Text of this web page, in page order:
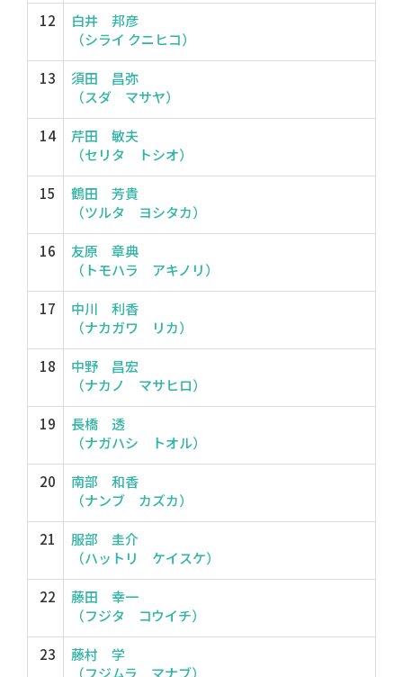
12
白井 邦彦
（シライ クニヒコ）
13
須田 昌弥
（スダ マサヤ）
14
芹田 敏夫
（セリタ トシオ）
15
鶴田 芳貴
（ツルタ ヨシタカ）
16
友原 章典
（トモハラ アキノリ）
17
中川 利香
（ナカガワ リカ）
18
中野 昌宏
（ナカノ マサヒロ）
19
長橋 透
（ナガハシ トオル）
20
南部 和香
（ナンブ カズカ）
21
服部 圭介
（ハットリ ケイスケ）
22
藤田 幸一
（フジタ コウイチ）
23
藤村 学
（フジムラ マナブ）